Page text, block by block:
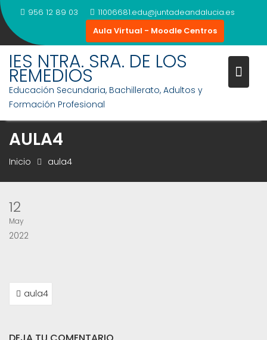
Saltar
al
contenido
956 12 89 03
11006681.edu@juntadeandalucia.es
Aula Virtual - Moodle Centros
IES NTRA. SRA. DE LOS
REMEDIOS
Educación Secundaria, Bachillerato, Adultos y
Formación Profesional
AULA4
Inicio aula4
12
May
2022
NAVEGACIÓN
DEaula4